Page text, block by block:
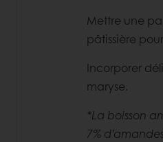
Mettre une
pâtissière
Incorporer
maryse.
*La boisson
7% d’amandes